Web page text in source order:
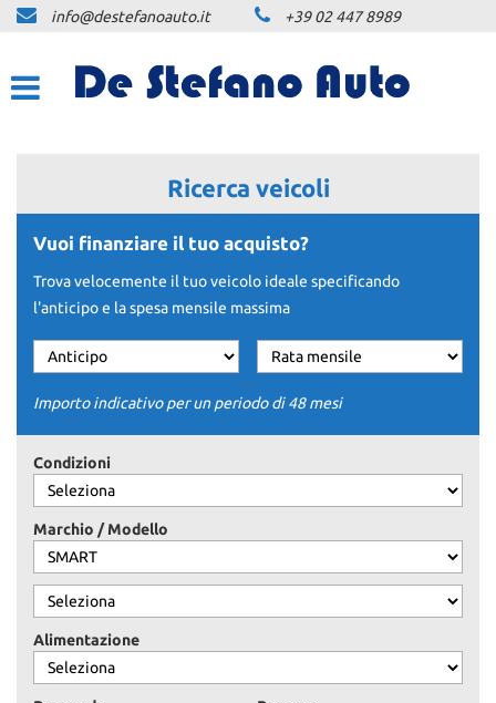
LA NOSTRA STORIA
NOLEGGIO BREVE TERMINE
PREVENTIVO PERSONALIZZATO
NLT
ACQUISTIAMO USATO
ASSISTENZA
CONTATTI
NEWS
info@destefanoauto.it +39 02 447 8989
Ricerca veicoli
Vuoi finanziare il tuo acquisto?
Trova velocemente il tuo veicolo ideale specificando
l'anticipo e la spesa mensile massima
Importo indicativo per un periodo di 48 mesi
Condizioni
Marchio / Modello
Alimentazione